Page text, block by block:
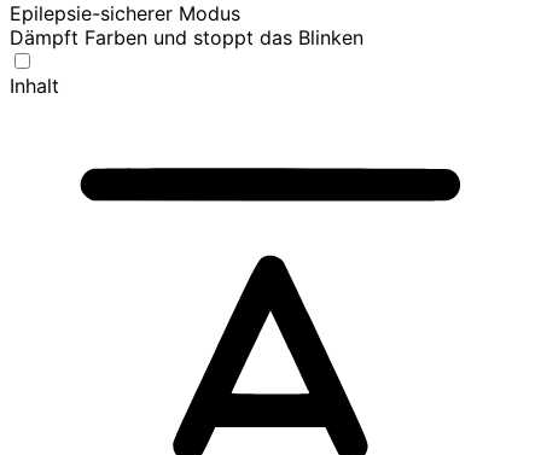
Epilepsie-sicherer Modus
Dämpft Farben und stoppt das Blinken
Inhalt